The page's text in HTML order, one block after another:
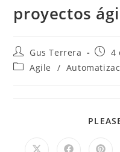
proyectos
Gus Terrera
4
Agile
/